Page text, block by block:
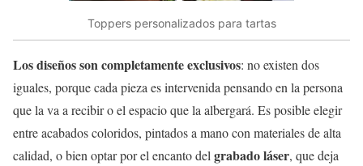
Toppers personalizados para tartas
Los diseños son completamente exclusivos: no existen dos
iguales, porque cada pieza es intervenida pensando en la persona
que la va a recibir o el espacio que la albergará. Es posible elegir
entre acabados coloridos, pintados a mano con materiales de alta
calidad, o bien optar por el encanto delgrabado láser, que deja